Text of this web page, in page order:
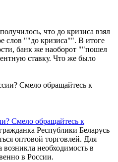
что до кризиса взял
слов ""до кризиса"". В итоге
банк же наоборот ""пошел
ставку. Что же было
Смело обращайтесь к
Республики Беларусь
оптовой торговлей. Для
необходимость в
в России.